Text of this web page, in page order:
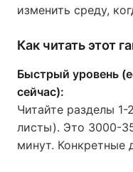
изменить среду,
Как читать этот
Быстрый уровень
сейчас):
Читайте разделы
листы). Это 3000-
минут. Конкретные